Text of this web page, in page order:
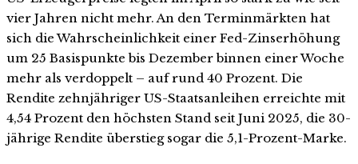
vier Jahren nicht mehr. An den Terminmärkten hat
sich die Wahrscheinlichkeit einer Fed-Zinserhöhung
um 25 Basispunkte bis Dezember binnen einer Woche
mehr als verdoppelt – auf rund 40 Prozent. Die
Rendite zehnjähriger US-Staatsanleihen erreichte mit
4,54 Prozent den höchsten Stand seit Juni 2025, die 30-
jährige Rendite überstieg sogar die 5,1-Prozent-Marke.